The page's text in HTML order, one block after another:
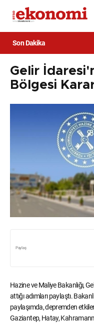
Son Dakika
Gelir
Bölgesi
Paylaş
Hazine ve Maliye Bakanlığı,
attığı adımları paylaştı.
paylaşımda, depremden
Gaziantep, Hatay,